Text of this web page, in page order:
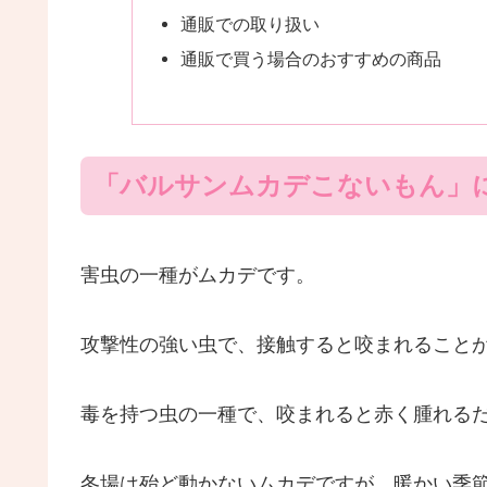
通販での取り扱い
通販で買う場合のおすすめの商品
「バルサンムカデこないもん」
害虫の一種がムカデです。
攻撃性の強い虫で、接触すると咬まれること
毒を持つ虫の一種で、咬まれると赤く腫れる